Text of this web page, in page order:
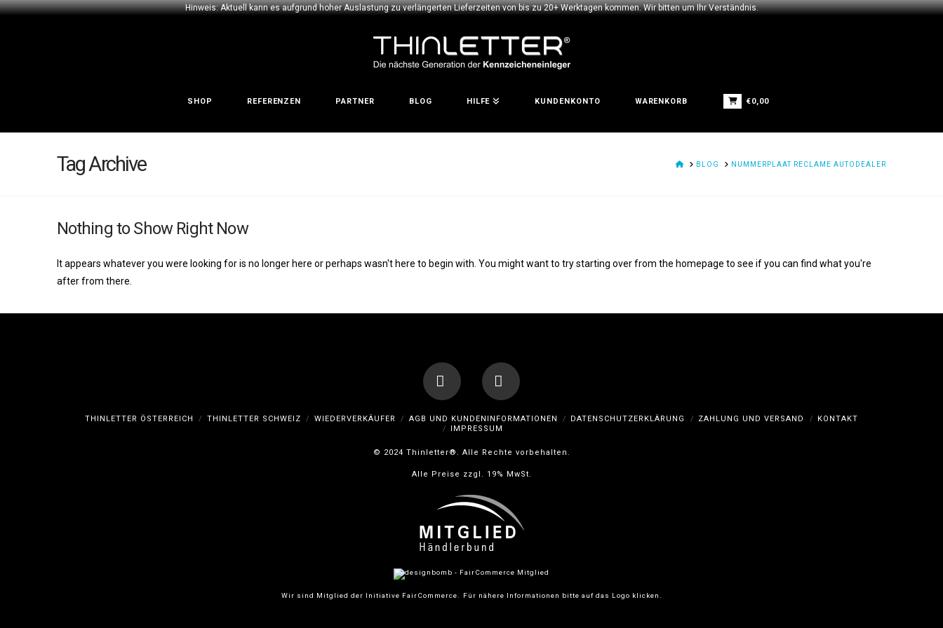
Hinweis: Aktuell kann es aufgrund hoher Auslastung zu verlängerten Lieferzeiten von bis zu 20+ Werktagen kommen. Wir bitten um Ihr Verständnis.
SHOP REFERENZEN PARTNER BLOG HILFE KUNDENKONTO WARENKORB €0,00
Tag Archive HOMEBLOG NUMMERPLAAT RECLAME AUTODEALER
Nothing to Show Right Now
It appears whatever you were looking for is no longer here or perhaps wasn't here to begin with. You might want to try starting over from the homepage to see if you can find what you're
after from there.
FacebookInstagram
THINLETTER ÖSTERREICH THINLETTER SCHWEIZ WIEDERVERKÄUFER AGB UND KUNDENINFORMATIONEN DATENSCHUTZERKLÄRUNG ZAHLUNG UND VERSAND
KONTAKT
IMPRESSUM
© 2024 Thinletter®. Alle Rechte vorbehalten.
Alle Preise zzgl. 19% MwSt.
Wir sind Mitglied der Initiative FairCommerce. Für nähere Informationen bitte auf das Logo klicken.